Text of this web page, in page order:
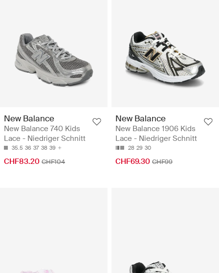
New Balance
New Balance 740 Kids
Lace - Niedriger Schnitt
35.5 36 37 38 39
CHF83.20 CHF104
New Balance
New Balance 1906 Kids
Lace - Niedriger Schnitt
28 29 30
CHF69.30 CHF99